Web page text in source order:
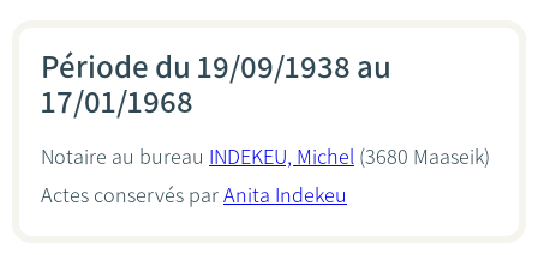
Période du 19/09/1938 au
17/01/1968
Notaire au bureau INDEKEU, Michel (3680 Maaseik)
Actes conservés parAnita Indekeu